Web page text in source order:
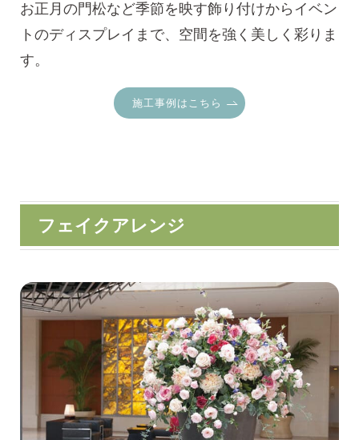
お正月の門松など季節を映す飾り付けからイベン
トのディスプレイまで、空間を強く美しく彩りま
す。
施工事例はこちら
フェイクアレンジ